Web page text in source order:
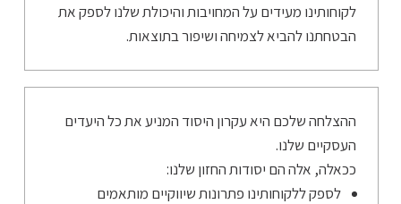
לקוחותינו מעידים על המחויבות והיכולת שלנו לספק את
הבטחתנו להביא לצמיחה ושיפור בתוצאות.
ההצלחה שלכם היא עקרון היסוד המניע את כל היעדים
העסקיים שלנו.
ככאלה, אלה הם יסודות החזון שלנו:
לספק ללקוחותינו פתרונות שיווקיים מותאמים